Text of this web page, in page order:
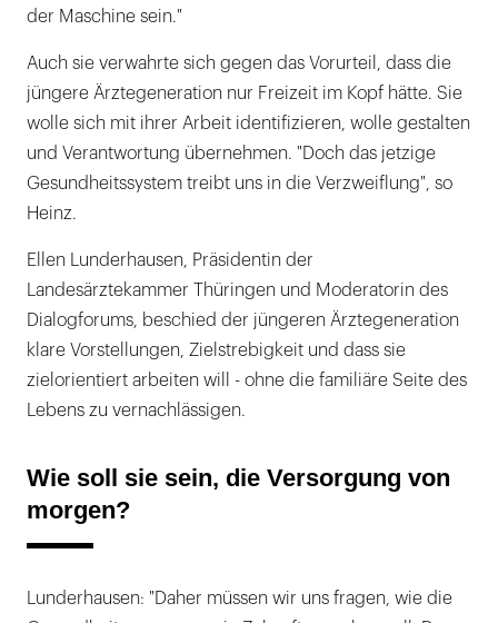
der Maschine sein."
Auch sie verwahrte sich gegen das Vorurteil, dass die
jüngere Ärztegeneration nur Freizeit im Kopf hätte. Sie
wolle sich mit ihrer Arbeit identifizieren, wolle gestalten
und Verantwortung übernehmen. "Doch das jetzige
Gesundheitssystem treibt uns in die Verzweiflung", so
Heinz.
Ellen Lunderhausen, Präsidentin der
Landesärztekammer Thüringen und Moderatorin des
Dialogforums, beschied der jüngeren Ärztegeneration
klare Vorstellungen, Zielstrebigkeit und dass sie
zielorientiert arbeiten will - ohne die familiäre Seite des
Lebens zu vernachlässigen.
Wie soll sie sein, die Versorgung von
morgen?
Lunderhausen: "Daher müssen wir uns fragen, wie die